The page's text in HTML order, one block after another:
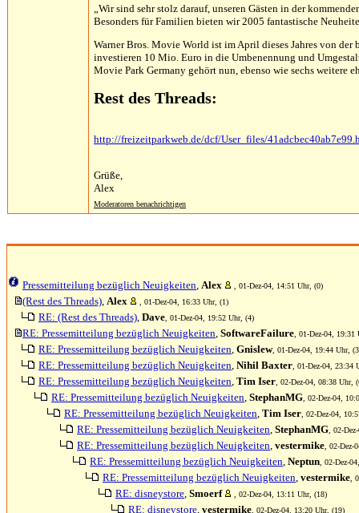
„Wir sind sehr stolz darauf, unseren Gästen in der
Besonders für Familien bieten wir 2005 fantastische
Warner Bros. Movie World ist im April dieses Jahres von
investieren 10 Mio. Euro in die Umbenennung und
Movie Park Germany gehört nun, ebenso wie sechs weitere
Rest des Threads:
http://freizeitparkweb.de/dcf/User_files/
Grüße,
Alex
Moderatoren benachrichtigen
Pressemitteilung bezüglich Neuigkeiten, Alex , 01-Dez-04, 14:51 Uhr, (0)
(Rest des Threads), Alex , 01-Dez-04, 16:33 Uhr, (1)
RE: (Rest des Threads), Dave , 01-Dez-04, 19:52 Uhr, (4)
RE: Pressemitteilung bezüglich Neuigkeiten, SoftwareFailure , 01-Dez-04, 19:31
RE: Pressemitteilung bezüglich Neuigkeiten, Gnislew, 01-Dez-04, 19:44 Uhr,
RE: Pressemitteilung bezüglich Neuigkeiten, Nihil Baxter , 01-Dez-04, 23:34
RE: Pressemitteilung bezüglich Neuigkeiten, Tim Iser , 02-Dez-04, 08:38 Uhr,
RE: Pressemitteilung bezüglich Neuigkeiten, StephanMG , 02-Dez-04,
RE: Pressemitteilung bezüglich Neuigkeiten, Tim Iser , 02-Dez-04,
RE: Pressemitteilung bezüglich Neuigkeiten, StephanMG , 02-
RE: Pressemitteilung bezüglich Neuigkeiten, vestermike , 02-
RE: Pressemitteilung bezüglich Neuigkeiten, Neptun , 02-Dez-
RE: Pressemitteilung bezüglich Neuigkeiten, vestermike ,
RE: disneystore, Smoerf , 02-Dez-04, 13:11 Uhr, (18)
RE: disneystore, vestermike , 02-Dez-04, 13:20 Uhr, (19)